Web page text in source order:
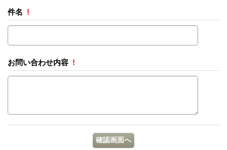
件名 !
お問い合わせ内容 !